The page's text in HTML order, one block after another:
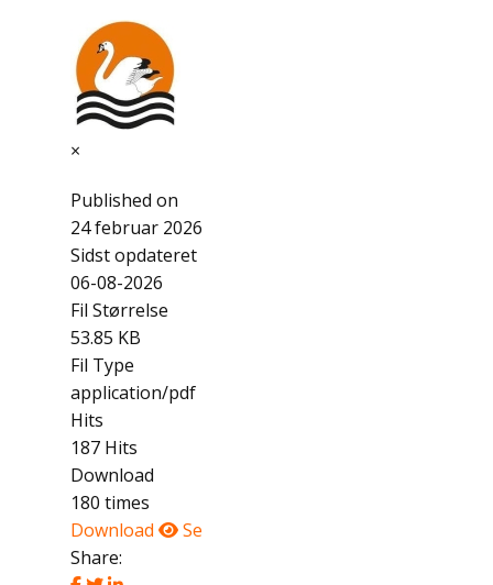
×
Published on
24 februar 2026
Sidst opdateret
06-08-2026
Fil Størrelse
53.85 KB
Fil Type
application/pdf
Hits
187 Hits
Download
180 times
Download
Se
Share: